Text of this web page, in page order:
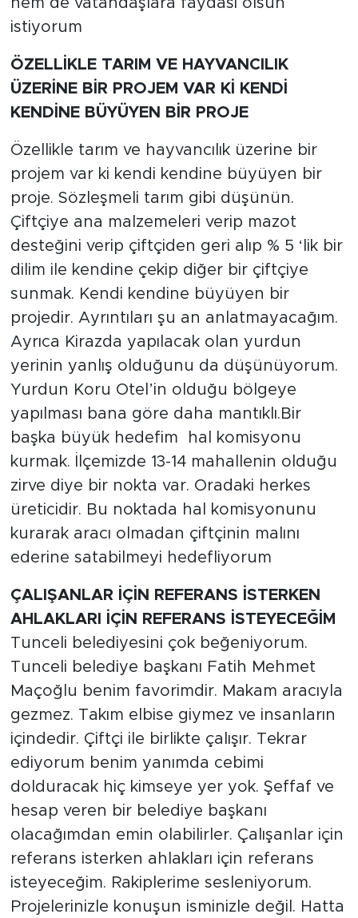
istiyorum
ÖZELLİKLE TARIM VE HAYVANCILIK
ÜZERİNE BİR PROJEM VAR Kİ KENDİ
KENDİNE BÜYÜYEN BİR PROJE
Özellikle tarım ve hayvancılık üzerine bir
projem var ki kendi kendine büyüyen bir
proje. Sözleşmeli tarım gibi düşünün.
Çiftçiye ana malzemeleri verip mazot
desteğini verip çiftçiden geri alıp % 5 ‘lik bir
dilim ile kendine çekip diğer bir çiftçiye
sunmak. Kendi kendine büyüyen bir
projedir. Ayrıntıları şu an anlatmayacağım.
Ayrıca Kirazda yapılacak olan yurdun
yerinin yanlış olduğunu da düşünüyorum.
Yurdun Koru Otel’in olduğu bölgeye
yapılması bana göre daha mantıklı.Bir
başka büyük hedefim hal komisyonu
kurmak. İlçemizde 13-14 mahallenin olduğu
zirve diye bir nokta var. Oradaki herkes
üreticidir. Bu noktada hal komisyonunu
kurarak aracı olmadan çiftçinin malını
ederine satabilmeyi hedefliyorum
ÇALIŞANLAR İÇİN REFERANS İSTERKEN
AHLAKLARI İÇİN REFERANS İSTEYECEĞİM
Tunceli belediyesini çok beğeniyorum.
Tunceli belediye başkanı Fatih Mehmet
Maçoğlu benim favorimdir. Makam aracıyla
gezmez. Takım elbise giymez ve insanların
içindedir. Çiftçi ile birlikte çalışır. Tekrar
ediyorum benim yanımda cebimi
dolduracak hiç kimseye yer yok. Şeffaf ve
hesap veren bir belediye başkanı
olacağımdan emin olabilirler. Çalışanlar için
referans isterken ahlakları için referans
isteyeceğim. Rakiplerime sesleniyorum.
Projelerinizle konuşun isminizle değil. Hatta